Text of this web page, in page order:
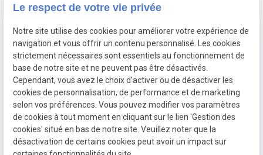
6 Route de Didier
FRANCE ( 6 rue de
Didier )
05 96 70 00 13
boucard-campi-
avocats.com
Maître Campi
Honoraires
Postulation
Actualités
Le respect de votre vie privée
Notre site utilise des cookies pour améliorer votre expérience de
navigation et vous offrir un contenu personnalisé. Les cookies
strictement nécessaires sont essentiels au fonctionnement de
base de notre site et ne peuvent pas être désactivés.
Cependant, vous avez le choix d'activer ou de désactiver les
cookies de personnalisation, de performance et de marketing
selon vos préférences. Vous pouvez modifier vos paramètres
de cookies à tout moment en cliquant sur le lien 'Gestion des
cookies' situé en bas de notre site. Veuillez noter que la
désactivation de certains cookies peut avoir un impact sur